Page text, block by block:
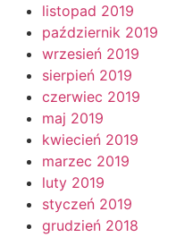
listopad 2019
październik 2019
wrzesień 2019
sierpień 2019
czerwiec 2019
maj 2019
kwiecień 2019
marzec 2019
luty 2019
styczeń 2019
grudzień 2018